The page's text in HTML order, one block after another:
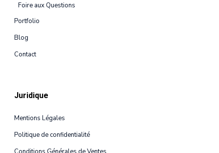
Foire aux Questions
Portfolio
Blog
Contact
Juridique
Mentions Légales
Politique de confidentialité